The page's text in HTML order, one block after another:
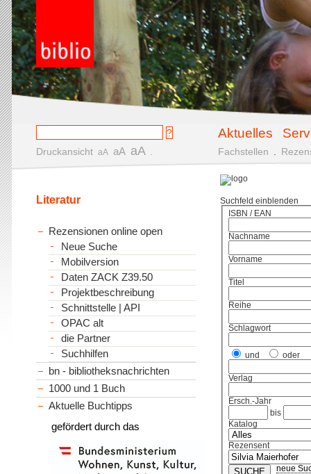
Aktuelles
Druckansicht aA aA aA Fachstellen
Suchfeld einblenden
ISBN / EAN
Nachname
Vorname
Titel
Reihe
Schlagwort
und oder
Verlag
Ersch.-Jahr
bis
Katalog
Rezensent
neue
Literatur
Rezensionen online open
Neue Suche
Mobilversion
Daten ZACK Z39.50
Projektbeschreibung
Schnittstelle | API
OPAC alt
die Partner
Suchhilfen
bn - bibliotheksnachrichten
1000 und 1 Buch
Aktuelle Buchtipps
gefördert durch das